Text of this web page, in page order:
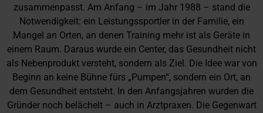
zusammenpasst. Am Anfang – im Jahr 1988 – stand die
Notwendigkeit: ein Leistungssportler in der Familie, ein
Mangel an Orten, an denen Training mehr ist als Geräte in
einem Raum. Daraus wurde ein Center, das Gesundheit nicht
als Nebenprodukt versteht, sondern als Ziel. Die Idee war von
Beginn an keine Bühne fürs „Pumpen“, sondern ein Ort, an
dem Gesundheit entsteht. In den Anfangsjahren wurden die
Gründer noch belächelt – auch in Arztpraxen. Die Gegenwart